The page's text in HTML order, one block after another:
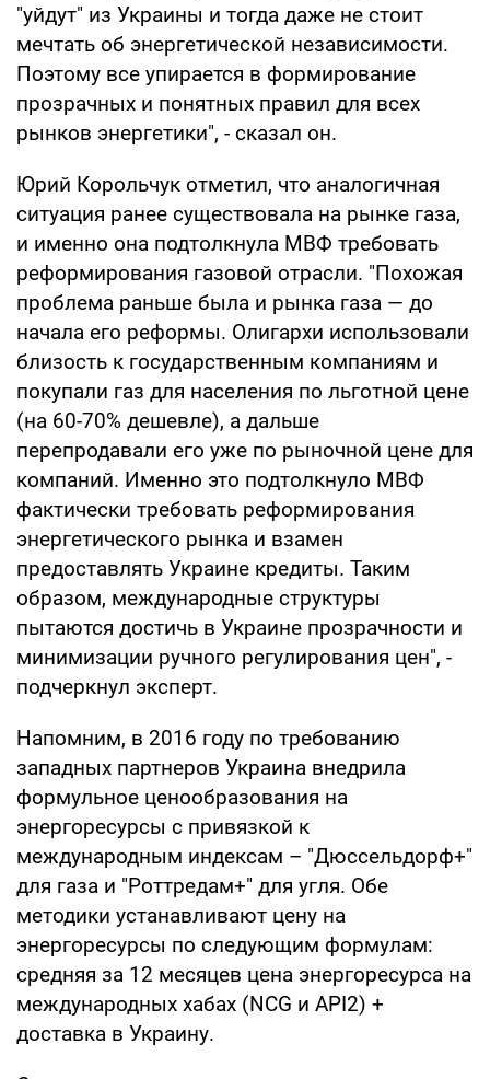
"уйдут" из Украины и тогда даже не стоит
мечтать об энергетической независимости.
Поэтому все упирается в формирование
прозрачных и понятных правил для всех
рынков энергетики", - сказал он.
Юрий Корольчук отметил, что аналогичная
ситуация ранее существовала на рынке газа,
и именно она подтолкнула МВФ требовать
реформирования газовой отрасли. "Похожая
проблема раньше была и рынка газа — до
начала его реформы. Олигархи использовали
близость к государственным компаниям и
покупали газ для населения по льготной цене
(на 60-70% дешевле), а дальше
перепродавали его уже по рыночной цене для
компаний. Именно это подтолкнуло МВФ
фактически требовать реформирования
энергетического рынка и взамен
предоставлять Украине кредиты. Таким
образом, международные структуры
пытаются достичь в Украине прозрачности и
минимизации ручного регулирования цен", -
подчеркнул эксперт.
Напомним, в 2016 году по требованию
западных партнеров Украина внедрила
формульное ценообразования на
энергоресурсы с привязкой к
международным индексам – "Дюссельдорф+"
для газа и "Роттредам+" для угля. Обе
методики устанавливают цену на
энергоресурсы по следующим формулам:
средняя за 12 месяцев цена энергоресурса на
международных хабах (NCG и API2) +
доставка в Украину.